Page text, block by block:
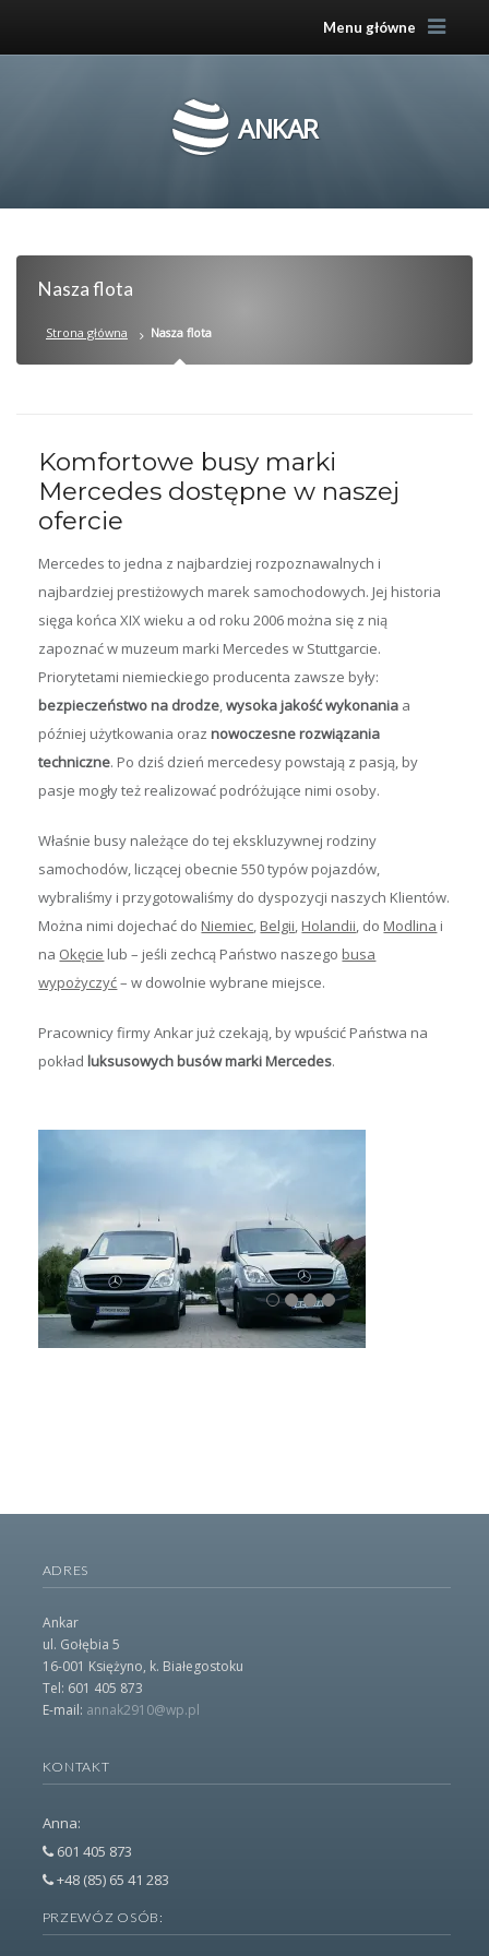
Menu główne
ANKAR
Nasza flota
Strona główna Nasza flota
Komfortowe busy marki
Mercedes dostępne w naszej
ofercie
Mercedes to jedna z najbardziej rozpoznawalnych i
najbardziej prestiżowych marek samochodowych. Jej historia
sięga końca XIX wieku a od roku 2006 można się z nią
zapoznać w muzeum marki Mercedes w Stuttgarcie.
Priorytetami niemieckiego producenta zawsze były:
bezpieczeństwo na drodze,wysoka jakość wykonania a
później użytkowania oraznowoczesne rozwiązania
techniczne. Po dziś dzień mercedesy powstają z pasją, by
pasje mogły też realizować podróżujące nimi osoby.
Właśnie busy należące do tej ekskluzywnej rodziny
samochodów, liczącej obecnie 550 typów pojazdów,
wybraliśmy i przygotowaliśmy do dyspozycji naszych Klientów.
Można nimi dojechać do Niemiec, Belgii, Holandii, do Modlina i
na Okęcie lub – jeśli zechcą Państwo naszego busa
wypożyczyć– w dowolnie wybrane miejsce.
Pracownicy firmy Ankar już czekają, by wpuścić Państwa na
pokładluksusowych busów marki Mercedes.
ADRES
Ankar
ul. Gołębia 5
16-001 Księżyno, k. Białegostoku
Tel: 601 405 873
E-mail: annak2910@wp.pl
KONTAKT
Anna:
601 405 873
+48 (85) 65 41 283
PRZEWÓZ OSÓB: